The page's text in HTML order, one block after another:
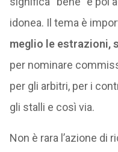
idonea. Il tema è
meglio le estrazioni,
per nominare
per gli arbitri, per i
gli stalli e così via.
Non è rara l’azione di